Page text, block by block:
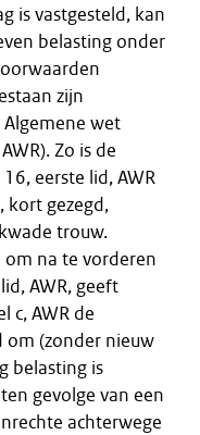
is vastgesteld, kan
belasting onder
zijn
wet
Zo is de
eerste lid, AWR
kort gezegd,
trouw.
na te vorderen
AWR, geeft
c, AWR de
om (zonder nieuw
belasting is
gevolge van een
achterwege